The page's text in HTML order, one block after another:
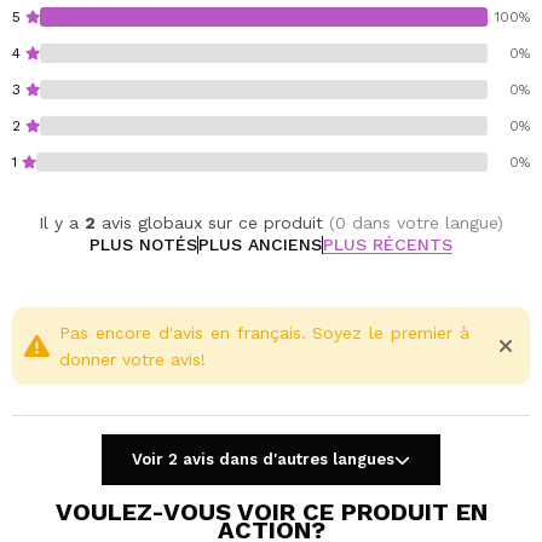
Une pièce unique qui allie fonctionnalité, inspiration
botanique et design professionnel.
Vegan.
Cruelty free.
5 100%
4 0%
3 0%
2 0%
1 0%
Il y a 2 avis globaux sur ce produit (0 dans votre langue)
PLUS NOTÉSPLUS ANCIENSPLUS RÉCENTS
Pas encore d'avis en français. Soyez le premier à
donner votre avis!
Voir 2 avis dans d'autres langues
VOULEZ-VOUS VOIR CE PRODUIT EN
ACTION?